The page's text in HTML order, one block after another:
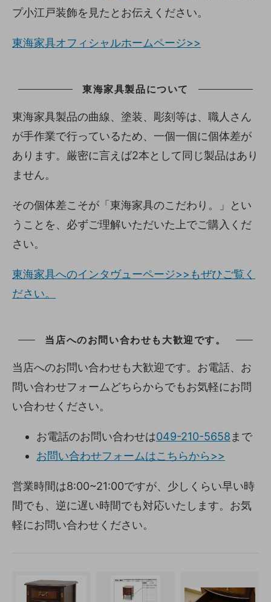
プ小江戸装飾を見たとお伝えください。
東海家具オフィシャルホームページ>>
東海家具製品について
東海家具製品の曲線、塗装、彫刻等は、職人さん
が手作業で行っているため、一個一個に個体差が
あります。厳密に言えば2本として同じ製品はあり
ません。
その個体差こそが「東海家具のこだわり。」とい
うことを、必ずご理解いただいた上でご購入くだ
さい。
東海家具へのインタヴューページ>>もぜひご覧く
ださい。
当店へのお問い合わせも大歓迎です。
当店へのお問い合わせも大歓迎です。お電話、お
問い合わせフォームどちらからでもお気軽にお問
い合わせください。
お電話のお問い合わせは049-210-5658 まで
お問い合わせフォームはこちらから>>
営業時間は8:00~21:00ですが、少しくらい早い時
間でも、逆に遅い時間でも対応いたします。お気
軽にお問い合わせください。